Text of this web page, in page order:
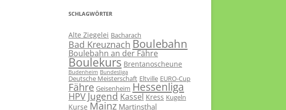
SCHLAGWÖRTER
Alte Ziegelei Bacharach
Bad Kreuznach Boulebahn
Boulebahn an der Fähre
Boulekurs Brentanoscheune
Budenheim Bundesliga
Deutsche Meisterschaft Eltville EURO-Cup
Fähre Geisenheim Hessenliga
HPVJugend Kassel Kress Kugeln
Kurse Mainz Martinsthal